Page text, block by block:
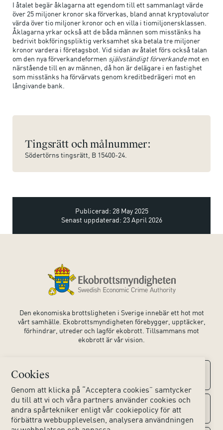
Cookies
Genom att klicka på “Acceptera cookies” samtycker
du till att vi och våra partners använder cookies och
andra spårtekniker enligt vår cookiepolicy för att
förbättra webbupplevelsen, analysera användningen
I åtalet begär åklagarna att egendom till ett sammanlagt värde
över 25 miljoner kronor ska förverkas, bland annat kryptovalutor
värda över tio miljoner kronor och en villa i tiomiljonersklassen.
Åklagarna yrkar också att de båda männen som misstänks ha
bedrivit bokföringspliktig verksamhet ska betala tre miljoner
kronor vardera i företagsbot. Vid sidan av åtalet förs också talan
om den nya förverkandeformen självständigt förverkandemot en
närstående till en av männen, då hon är delägare i en fastighet
som misstänks ha förvärvats genom kreditbedrägeri mot en
långivande bank.
Tingsrätt och målnummer:
Södertörns tingsrätt, B 15400-24.
Publicerad: 28 May 2025
Senast uppdaterad: 23 April 2026
Den ekonomiska brottsligheten i Sverige innebär ett hot mot
vårt samhälle. Ekobrottsmyndigheten förebygger, upptäcker,
förhindrar, utreder och lagför ekobrott. Tillsammans mot
ekobrott är vår vision.
Kontaktuppgifter
Kontakta oss
Om webbplatsen